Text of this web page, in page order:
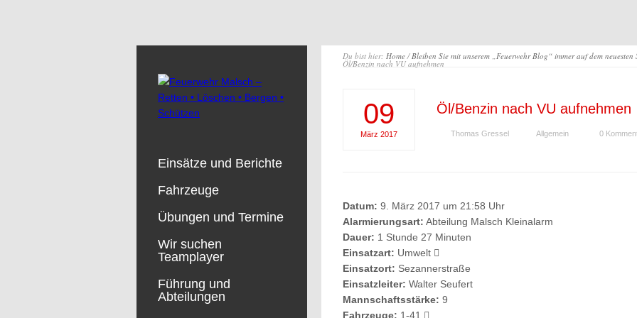
Du bist hier: Home/Bleiben Sie mit unserem „Feuerwehr Blog“ immer auf dem neuesten
Öl/Benzin nach VU aufnehmen
09
März 2017
Öl/Benzin nach VU aufnehmen
Thomas Gressel Allgemein 0
Datum: 9. März 2017 um 21:58 Uhr
Alarmierungsart: Abteilung Malsch Kleinalarm
Dauer: 1 Stunde 27 Minuten
Einsatzart: Umwelt
Einsatzort: Sezannerstraße
Einsatzleiter: Walter Seufert
Mannschaftsstärke: 9
Fahrzeuge: 1-41
Einsätze und Berichte
Fahrzeuge
Übungen und Termine
Wir suchen
Teamplayer
Führung und
Abteilungen